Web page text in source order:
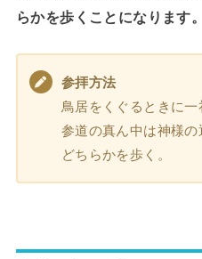
らかを歩くことになります。
参拝方法
鳥居をくぐるときに一
参道の真ん中は神様
どちらかを歩く。